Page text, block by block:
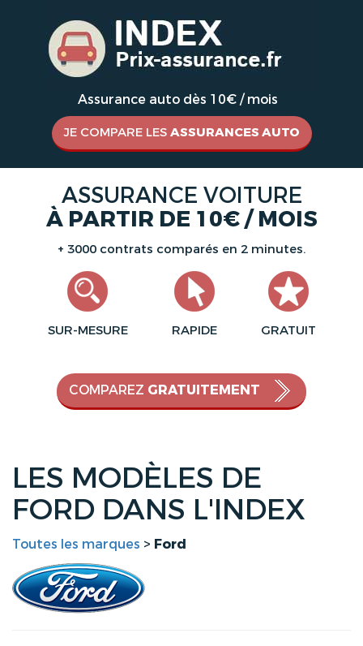
Assurance auto dès 10€ / mois
JE COMPARE LES ASSURANCES AUTO
ASSURANCE VOITURE
À PARTIR DE 10€ / MOIS
+ 3000 contrats comparés en 2 minutes.
SUR-MESURE RAPIDE GRATUIT
COMPAREZ GRATUITEMENT
LES MODÈLES DE
FORD DANS L'INDEX
Toutes les marques > Ford